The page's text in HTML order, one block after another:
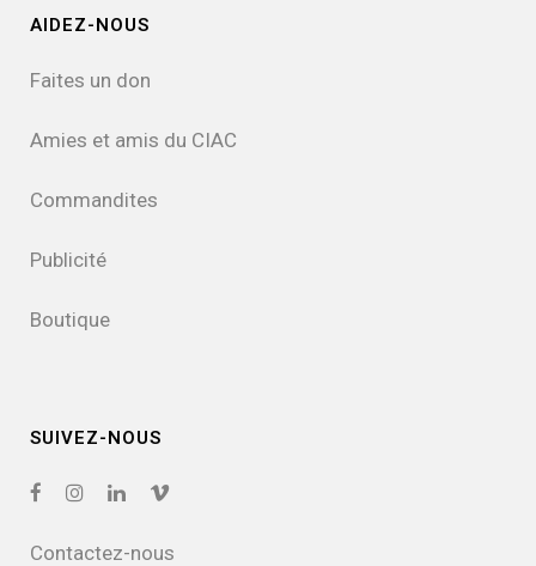
AIDEZ-NOUS
Faites un don
Amies et amis du CIAC
Commandites
Publicité
Boutique
SUIVEZ-NOUS
Contactez-nous